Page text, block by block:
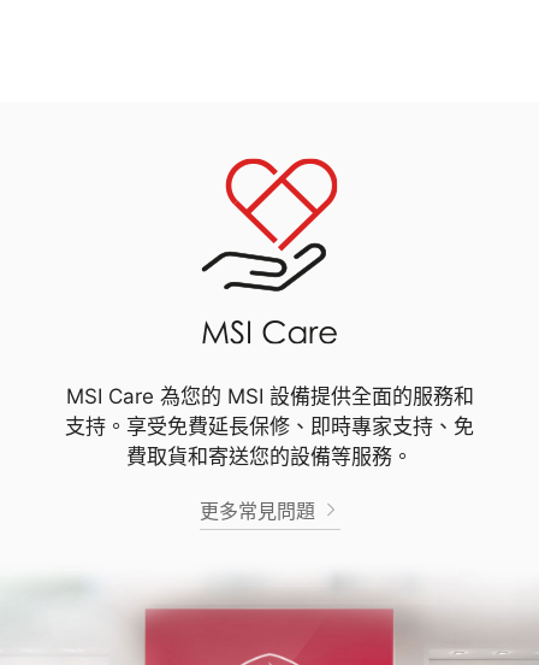
MSI Care 為您的 MSI 設備提供全面的服務和
支持。享受免費延長保修、即時專家支持、免
費取貨和寄送您的設備等服務。
更多常見問題